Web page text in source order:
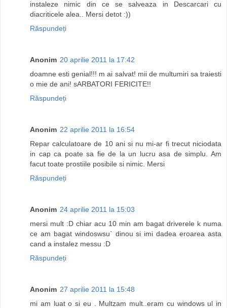
instaleze nimic din ce se salveaza in Descarcari cu
diacriticele alea.. Mersi detot :))
Răspundeți
Anonim 20 aprilie 2011 la 17:42
doamne esti genial!!! m ai salvat! mii de multumiri sa traiesti
o mie de ani! sARBATORI FERICITE!!
Răspundeți
Anonim 22 aprilie 2011 la 16:54
Repar calculatoare de 10 ani si nu mi-ar fi trecut niciodata
in cap ca poate sa fie de la un lucru asa de simplu. Am
facut toate prostiile posibile si nimic. Mersi
Răspundeți
Anonim 24 aprilie 2011 la 15:03
mersi mult :D chiar acu 10 min am bagat driverele k numa
ce am bagat windoswsu` dinou si imi dadea eroarea asta
cand a instalez messu :D
Răspundeți
Anonim 27 aprilie 2011 la 15:48
mi am luat o si eu . Multzam mult..eram cu windows ul in